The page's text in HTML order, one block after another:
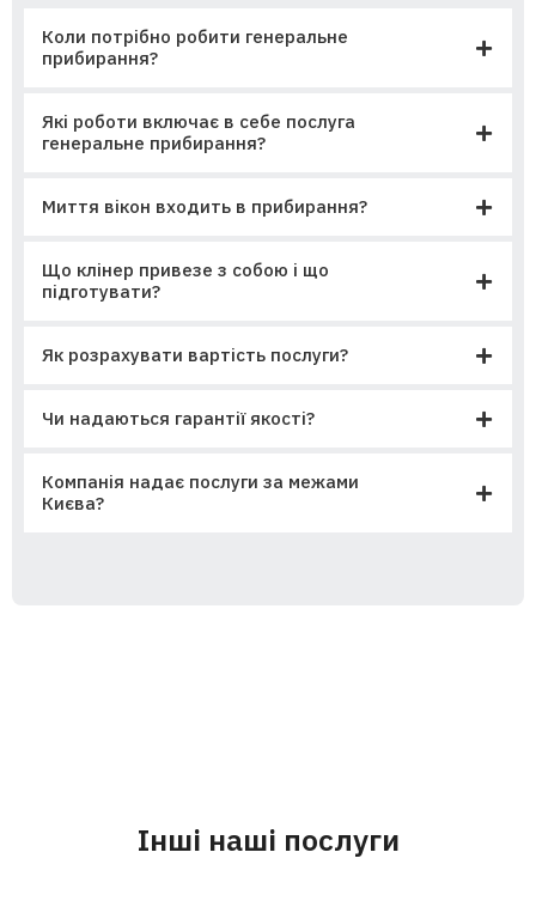
Коли потрібно робити генеральне
прибирання?
Які роботи включає в себе послуга
генеральне прибирання?
Миття вікон входить в прибирання?
Що клінер привезе з собою і що
підготувати?
Як розрахувати вартість послуги?
Чи надаються гарантії якості?
Компанія надає послуги за межами
Києва?
Інші наші послуги